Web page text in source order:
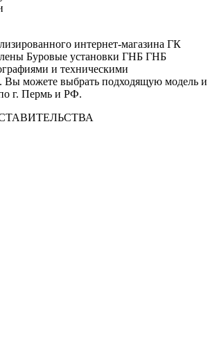
интернет-магазина ГК
Буровые установки ГНБ ГНБ
и техническими
Вы можете выбрать подходящую модель и
по г. Пермь и РФ.